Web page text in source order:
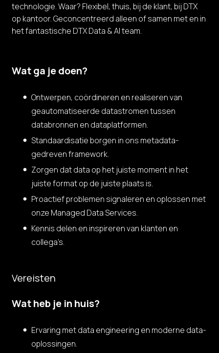
technologie. Waar? Flexibel, thuis, bij de klant, bij DTX
op kantoor. Geconcentreerd alleen of samen met en in
het fantastische DTX Data & AI team.
Wat ga je doen?
Ontwerpen, coördineren en realiseren van
geautomatiseerde datastromen tussen
databronnen en dataplatformen.
Standaardisatie borgen in ons metadata-
gedreven framework.
Zorgen dat data op het juiste moment in het
juiste format op de juiste plaats is.
Proactief problemen signaleren en oplossen met
onze Managed Data Services.
Kennis delen en inspireren van klanten en
collega’s.
Vereisten
Wat heb je in huis?
Ervaring met data engineering en moderne data-
oplossingen.